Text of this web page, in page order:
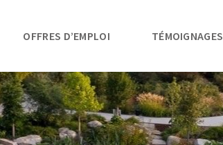
OFFRES D’EMPLOI TÉMOIGNAGES